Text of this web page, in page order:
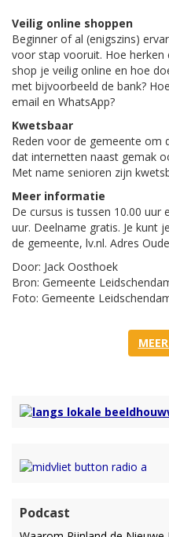
Veilig online shoppen
Beginner of al (enigszins)
voor stap vooruit. Hoe
shop je veilig online en hoe
met bijvoorbeeld de bank?
email en WhatsApp?
Kwetsbaar
Reden voor de gemeente om
dat internetten naast gemak
Met name senioren zijn
Meer informatie
De cursus is tussen 10.00 uur
uur. Deelname gratis. Je kunt
de gemeente, lv.nl. Adres
Door: Jack Oosthoek
Bron: Gemeente
Foto: Gemeente
Podcast